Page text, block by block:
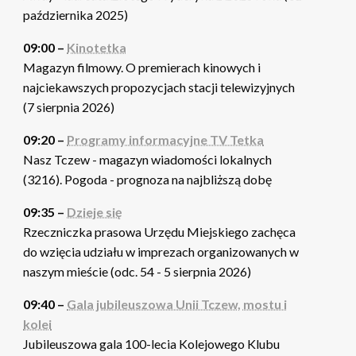
października 2025)
09:00 – Kinotetka
Magazyn filmowy. O premierach kinowych i
najciekawszych propozycjach stacji telewizyjnych
(7 sierpnia 2026)
09:20 – Programy informacyjne TV Tetka
Nasz Tczew - magazyn wiadomości lokalnych
(3216). Pogoda - prognoza na najbliższą dobę
09:35 – Dzieje się
Rzeczniczka prasowa Urzędu Miejskiego zachęca
do wzięcia udziału w imprezach organizowanych w
naszym mieście (odc. 54 - 5 sierpnia 2026)
09:40 – Gala jubileuszowa Unii Tczew, mostu i
kolei
Jubileuszowa gala 100-lecia Kolejowego Klubu